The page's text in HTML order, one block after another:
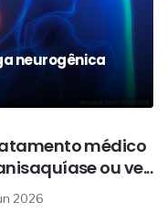
neurogênica
médico
ou ve...
2026